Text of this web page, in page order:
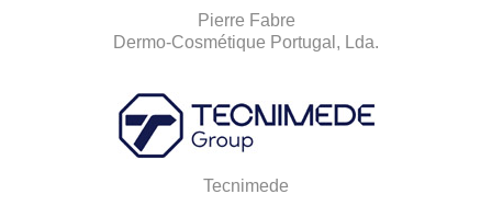
Pierre Fabre
Dermo-Cosmétique Portugal, Lda.
Tecnimede